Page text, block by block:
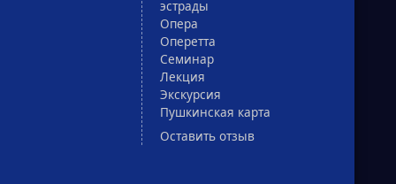
эстрады
Опера
Оперетта
Семинар
Лекция
Экскурсия
Пушкинская карта
Оставить отзыв